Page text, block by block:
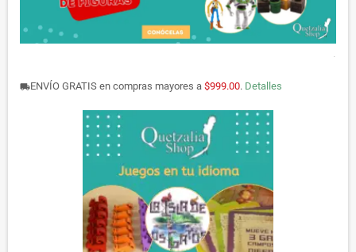
.
local_shippingENVÍO GRATIS en compras mayores a $999.00. Detalles